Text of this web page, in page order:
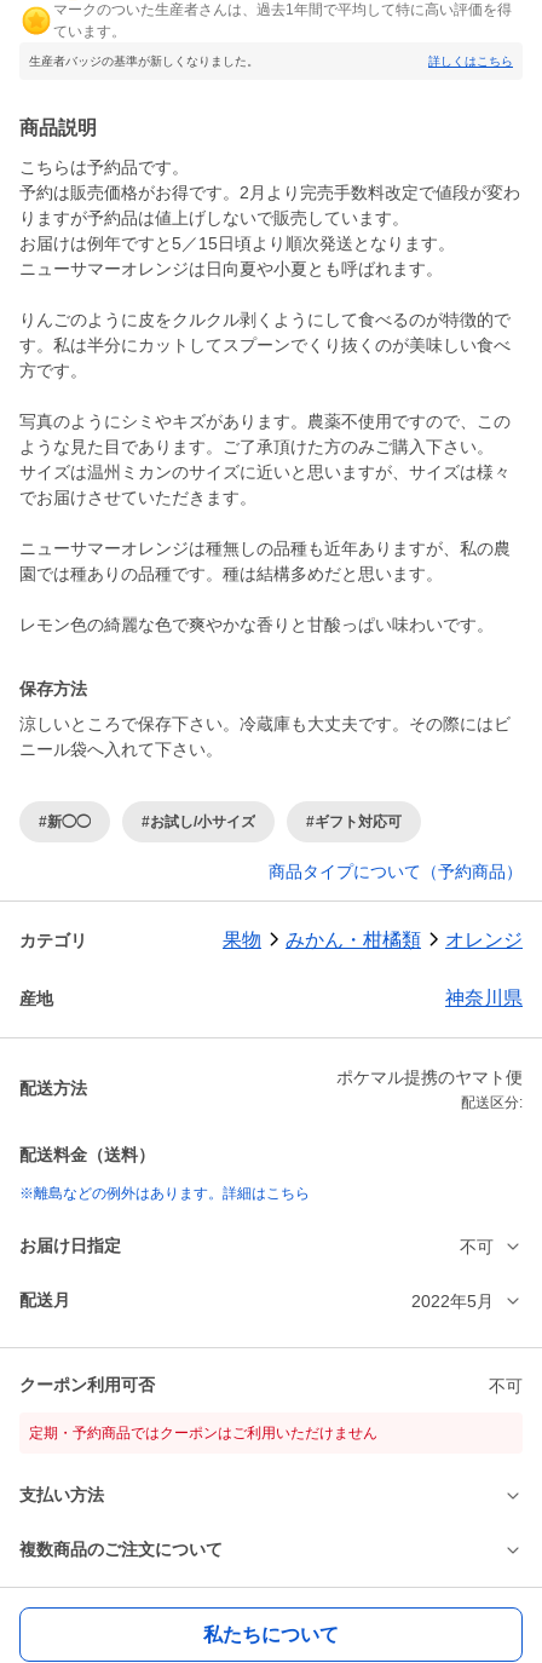
マークのついた生産者さんは、過去1年間で平均して特に高い評価を得
ています。
生産者バッジの基準が新しくなりました。 詳しくはこちら
商品説明
こちらは予約品です。
予約は販売価格がお得です。2月より完売手数料改定で値段が変わ
りますが予約品は値上げしないで販売しています。
お届けは例年ですと5／15日頃より順次発送となります。
ニューサマーオレンジは日向夏や小夏とも呼ばれます。
りんごのように皮をクルクル剥くようにして食べるのが特徴的で
す。私は半分にカットしてスプーンでくり抜くのが美味しい食べ
方です。
写真のようにシミやキズがあります。農薬不使用ですので、この
ような見た目であります。ご了承頂けた方のみご購入下さい。
サイズは温州ミカンのサイズに近いと思いますが、サイズは様々
でお届けさせていただきます。
ニューサマーオレンジは種無しの品種も近年ありますが、私の農
園では種ありの品種です。種は結構多めだと思います。
保存方法
涼しいところで保存下さい。冷蔵庫も大丈夫です。その際にはビ
ニール袋へ入れて下さい。
#新◯◯ #お試し/小サイズ #ギフト対応可
商品タイプについて（予約商品）
カテゴリ 果物 みかん・柑橘類 オレンジ
産地 神奈川県
配送方法
ポケマル提携のヤマト便
配送区分:
配送料金（送料）
※離島などの例外はあります。詳細はこちら
お届け日指定 不可
配送月 2022年5月
クーポン利用可否 不可
定期・予約商品ではクーポンはご利用いただけません
支払い方法
複数商品のご注文について
私たちについて